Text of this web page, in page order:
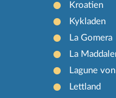
Kroatien
Kykladen
La Gomera
La
Lagune
Lettland